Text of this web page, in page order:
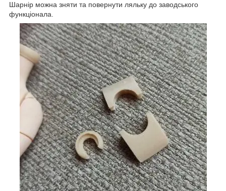
Шарнір можна зняти та повернути ляльку до заводського
функціонала.